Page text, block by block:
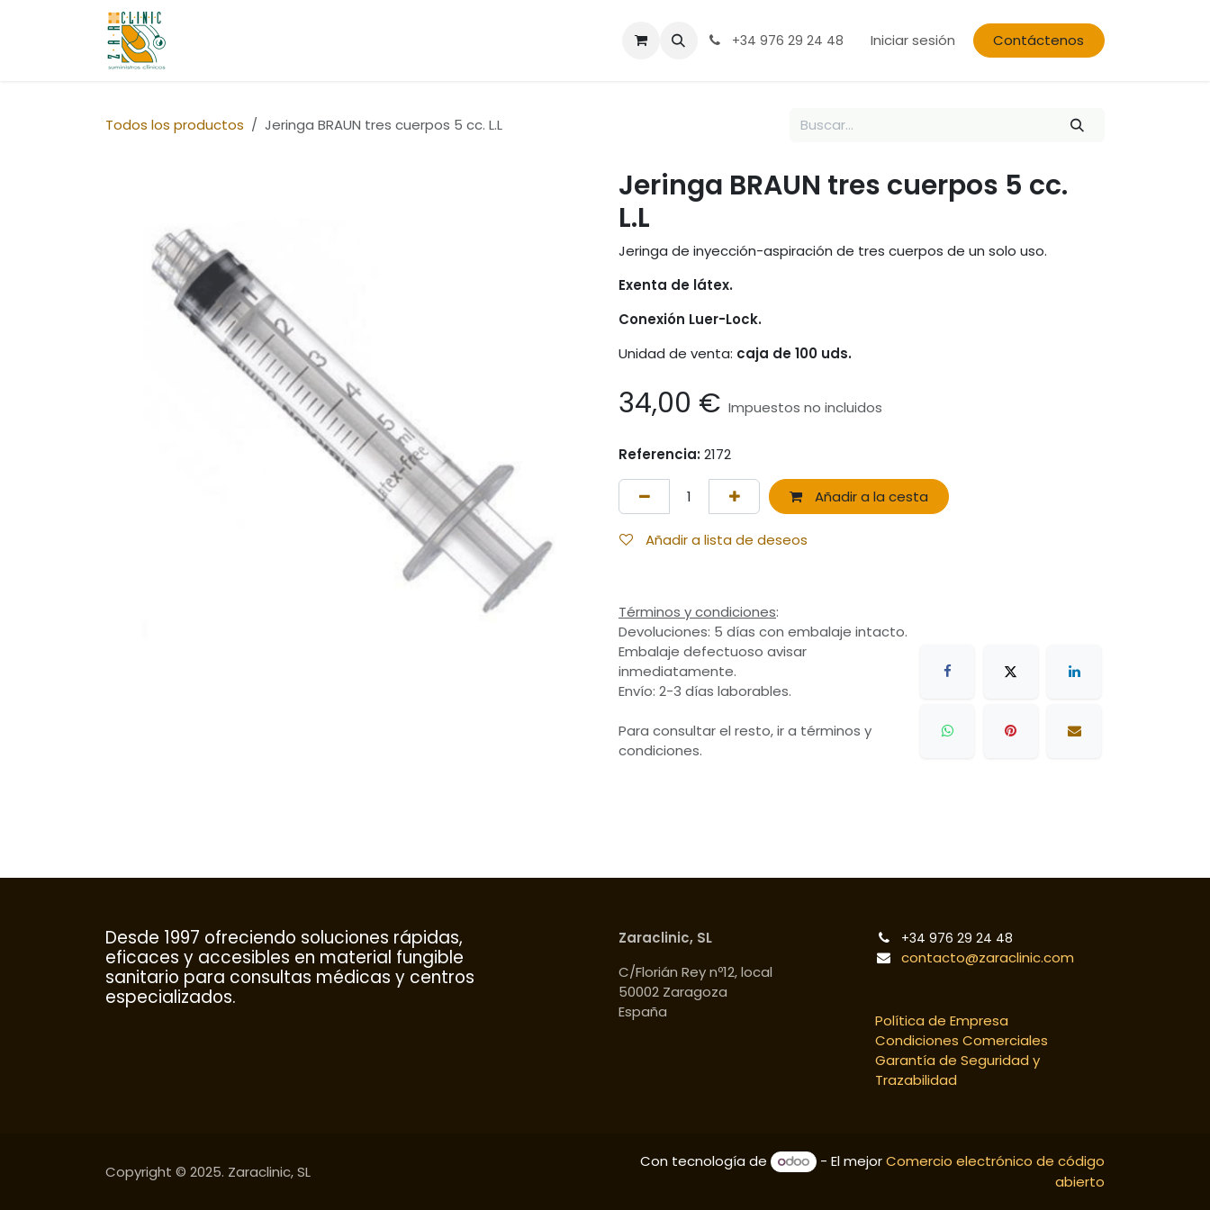
+34 976 29 24 48 Iniciar sesión Contáctenos
Todos los productos Jeringa BRAUN tres cuerpos 5 cc. L.L
Jeringa BRAUN tres cuerpos 5 cc.
L.L
Jeringa de inyección-aspiración de tres cuerpos de un solo uso.
Exenta de látex.
Conexión Luer-Lock.
Unidad de venta: caja de 100 uds.
34,00 € Impuestos no incluidos
Referencia:2172
Añadir a la cesta
Añadir a lista de deseos
Términos y condiciones:
Devoluciones: 5 días con embalaje intacto.
Embalaje defectuoso avisar
inmediatamente.
Envío: 2-3 días laborables.
Para consultar el resto, ir a términos y
condiciones.
Desde 1997 ofreciendo soluciones rápidas,
eficaces y accesibles en material fungible
sanitario para consultas médicas y centros
especializados.
Zaraclinic, SL
C/Florián Rey nº12, local
50002 Zaragoza
España
+34 976 29 24 48
contacto@zaraclinic.com
Política de Empresa
Condiciones Comerciales
Garantía de Seguridad y
Trazabilidad
Copyright © 2025. Zaraclinic, SL
Con tecnología de - El mejorComercio electrónico de código
abierto